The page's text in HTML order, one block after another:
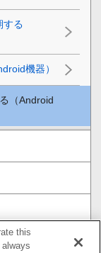
する
機器）
（Android
this